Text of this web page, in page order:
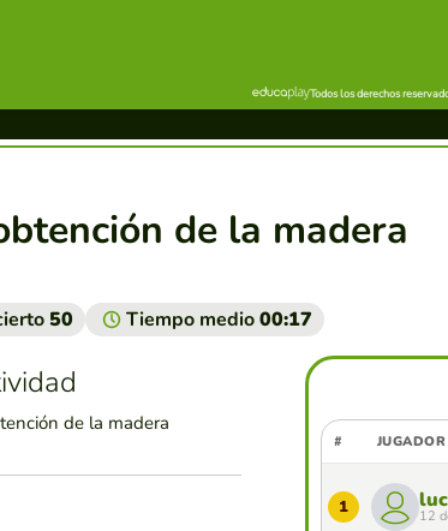
de la madera
50 Tiempo medio00:17
de la madera
# JUGADOR
1 12